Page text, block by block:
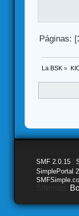
Páginas: [
La BSK »
SMF 2.0.15
SimplePortal